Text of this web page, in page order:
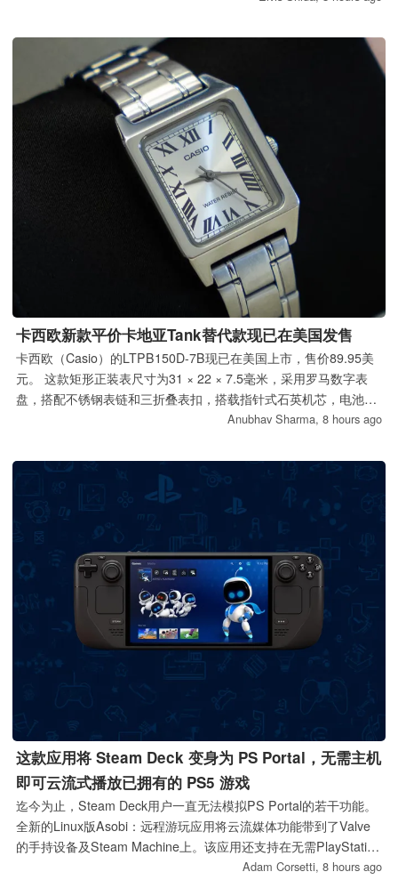
卡西欧新款平价卡地亚Tank替代款现已在美国发售
卡西欧（Casio）的LTPB150D-7B现已在美国上市，售价89.95美
元。 这款矩形正装表尺寸为31 × 22 × 7.5毫米，采用罗马数字表
盘，搭配不锈钢表链和三折叠表扣，搭载指针式石英机芯，电池续
Anubhav Sharma, 8 hours ago
这款应用将 Steam Deck 变身为 PS Portal，无需主机
即可云流式播放已拥有的 PS5 游戏
迄今为止，Steam Deck用户一直无法模拟PS Portal的若干功能。
全新的Linux版Asobi：远程游玩应用将云流媒体功能带到了Valve
的手持设备及Steam Machine上。该应用还支持在无需PlayStation
主机的情况下，直接流式传输数字库中受支持的PS5游戏。
Adam Corsetti, 8 hours ago